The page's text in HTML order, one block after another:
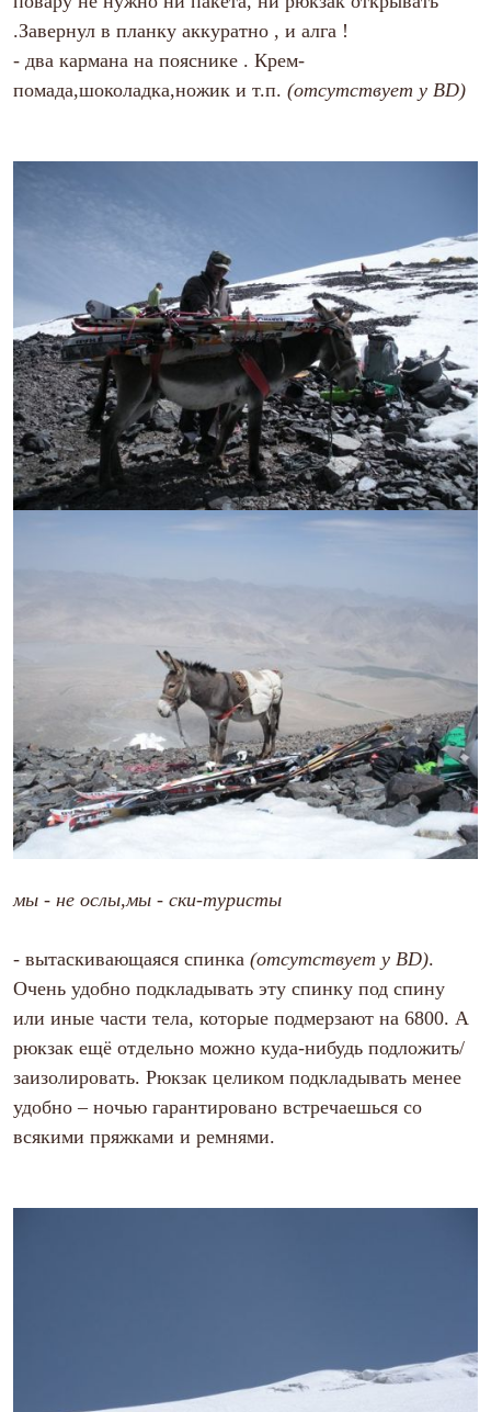
.Завернул в планку аккуратно , и алга !
- два кармана на пояснике . Крем-
помада,шоколадка,ножик и т.п. (отсутствует у BD)
мы - не ослы,мы - ски-туристы
- вытаскивающаяся спинка (отсутствует у BD).
Очень удобно подкладывать эту спинку под спину
или иные части тела, которые подмерзают на 6800. А
рюкзак ещё отдельно можно куда-нибудь подложить/
заизолировать. Рюкзак целиком подкладывать менее
удобно – ночью гарантировано встречаешься со
всякими пряжками и ремнями.